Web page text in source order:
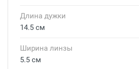
Длина дужки
14.5 см
Ширина линзы
5.5 см